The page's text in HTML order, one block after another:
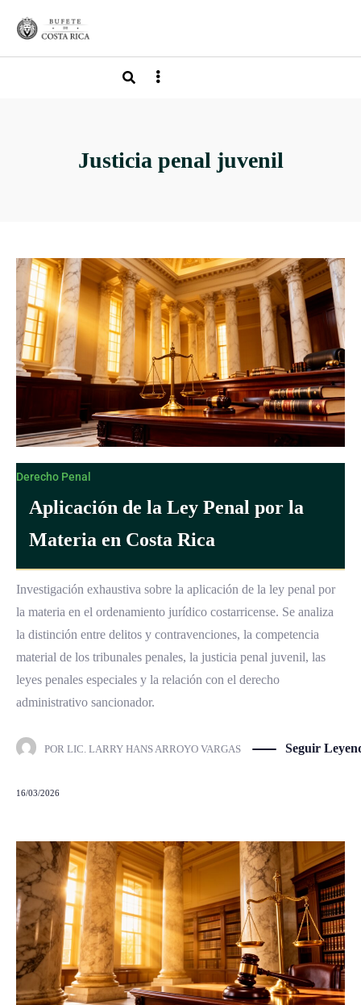
Justicia penal juvenil
Derecho Penal
Aplicación de la Ley Penal por la
Materia en Costa Rica
Investigación exhaustiva sobre la aplicación de la ley penal por
la materia en el ordenamiento jurídico costarricense. Se analiza
la distinción entre delitos y contravenciones, la competencia
material de los tribunales penales, la justicia penal juvenil, las
leyes penales especiales y la relación con el derecho
administrativo sancionador.
POR LIC. LARRY HANS ARROYO VARGAS Seguir
16/03/2026